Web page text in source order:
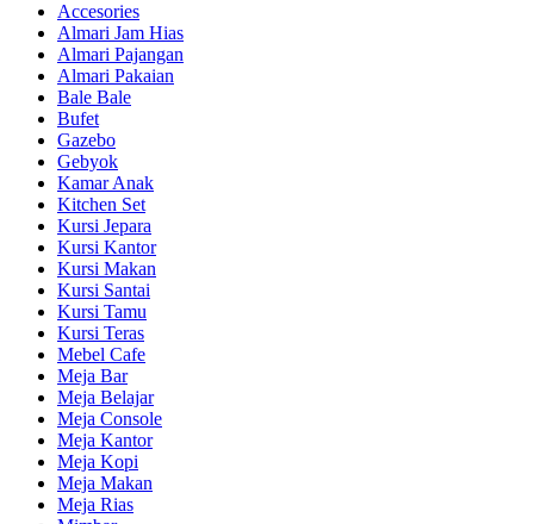
Accesories
Almari Jam Hias
Almari Pajangan
Almari Pakaian
Bale Bale
Bufet
Gazebo
Gebyok
Kamar Anak
Kitchen Set
Kursi Jepara
Kursi Kantor
Kursi Makan
Kursi Santai
Kursi Tamu
Kursi Teras
Mebel Cafe
Meja Bar
Meja Belajar
Meja Console
Meja Kantor
Meja Kopi
Meja Makan
Meja Rias